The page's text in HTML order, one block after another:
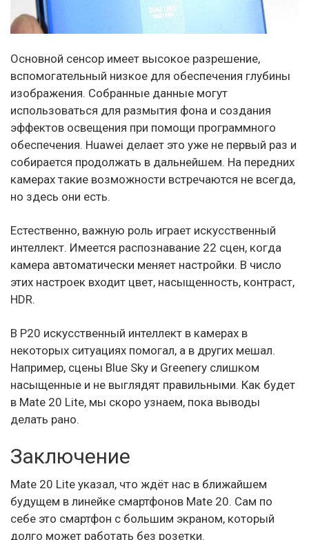
Основной сенсор имеет высокое разрешение,
вспомогательный низкое для обеспечения глубины
изображения. Собранные данные могут
использоваться для размытия фона и создания
эффектов освещения при помощи программного
обеспечения. Huawei делает это уже не первый раз и
собирается продолжать в дальнейшем. На передних
камерах такие возможности встречаются не всегда,
но здесь они есть.
Естественно, важную роль играет искусственный
интеллект. Имеется распознавание 22 сцен, когда
камера автоматически меняет настройки. В число
этих настроек входит цвет, насыщенность, контраст,
HDR.
В P20 искусственный интеллект в камерах в
некоторых ситуациях помогал, а в других мешал.
Например, сцены Blue Sky и Greenery слишком
насыщенные и не выглядят правильными. Как будет
в Mate 20 Lite, мы скоро узнаем, пока выводы
делать рано.
Заключение
Mate 20 Lite указал, что ждёт нас в ближайшем
будущем в линейке смартфонов Mate 20. Сам по
себе это смартфон с большим экраном, который
долго может работать без розетки.